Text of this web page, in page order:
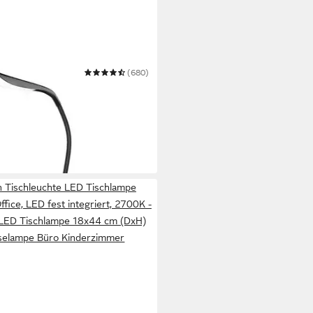
Tischleuchte,
Energiesparend, 3 Watt
(680)
Tischleuchte LED Tischlampe
LED fest integriert, 2700K -
Tischlampe 18x44 cm (DxH)
Büro Kinderzimmer